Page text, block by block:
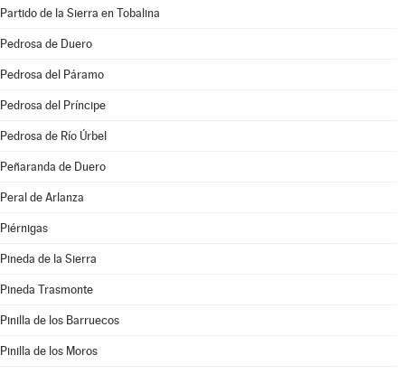
Partido de la Sierra en Tobalina
Pedrosa de Duero
Pedrosa del Páramo
Pedrosa del Príncipe
Pedrosa de Río Úrbel
Peñaranda de Duero
Peral de Arlanza
Piérnigas
Pineda de la Sierra
Pineda Trasmonte
Pinilla de los Barruecos
Pinilla de los Moros